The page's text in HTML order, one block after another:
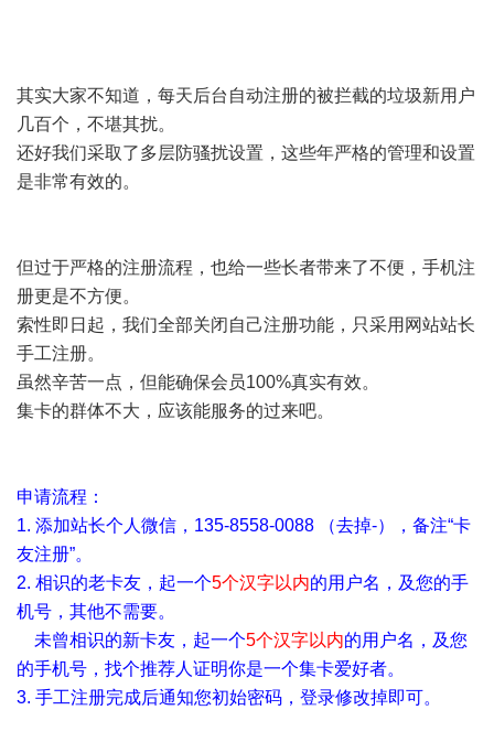
其实大家不知道，每天后台自动注册的被拦截的垃圾新用户
几百个，不堪其扰。
还好我们采取了多层防骚扰设置，这些年严格的管理和设置
是非常有效的。
但过于严格的注册流程，也给一些长者带来了不便，手机注
册更是不方便。
索性即日起，我们全部关闭自己注册功能，只采用网站站长
手工注册。
虽然辛苦一点，但能确保会员100%真实有效。
集卡的群体不大，应该能服务的过来吧。
申请流程：
1. 添加站长个人微信，135-8558-0088 （去掉-），备注“卡
友注册”。
2. 相识的老卡友，起一个5个汉字以内的用户名，及您的手
机号，其他不需要。
未曾相识的新卡友， 起一个5个汉字以内的用户名，及您
的手机号，找个推荐人证明你是一个集卡爱好者。
3. 手工注册完成后通知您初始密码，登录修改掉即可。